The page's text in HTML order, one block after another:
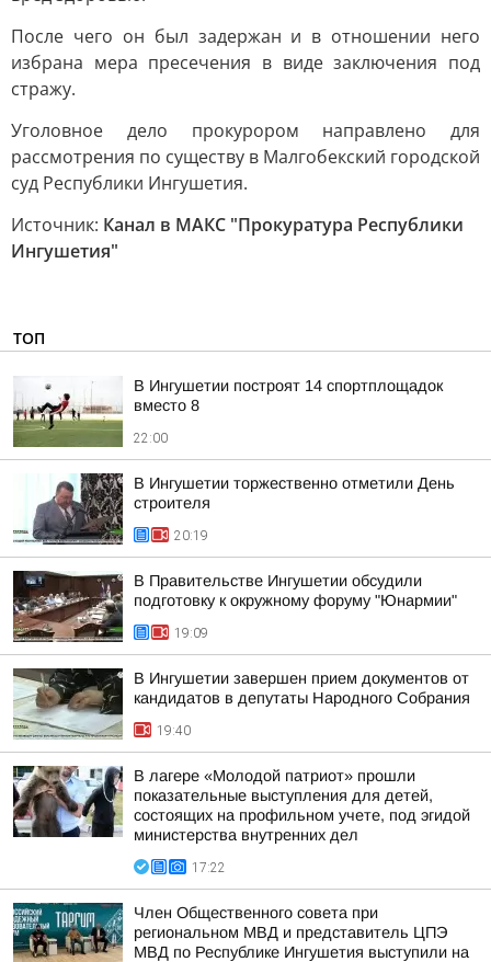
После чего он был задержан и в отношении него
избрана мера пресечения в виде заключения под
стражу.
Уголовное дело прокурором направлено для
рассмотрения по существу в Малгобекский городской
суд Республики Ингушетия.
Источник: Канал в МАКС "Прокуратура Республики
Ингушетия"
ТОП
В Ингушетии построят 14 спортплощадок
вместо 8
22:00
В Ингушетии торжественно отметили День
строителя
20:19
В Правительстве Ингушетии обсудили
подготовку к окружному форуму "Юнармии"
19:09
В Ингушетии завершен прием документов от
кандидатов в депутаты Народного Собрания
19:40
В лагере «Молодой патриот» прошли
показательные выступления для детей,
состоящих на профильном учете, под эгидой
министерства внутренних дел
17:22
Член Общественного совета при
региональном МВД и представитель ЦПЭ
МВД по Республике Ингушетия выступили на